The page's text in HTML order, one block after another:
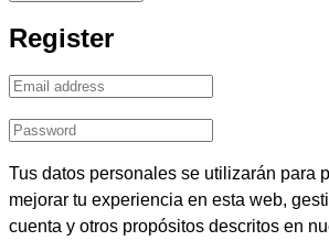
Register
Tus datos personales se utilizarán para
mejorar tu experiencia en esta web,
cuenta y otros propósitos descritos en